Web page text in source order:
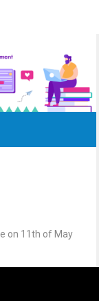
on 11th of May